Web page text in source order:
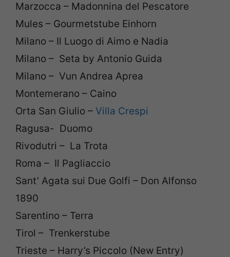
Marzocca – Madonnina del Pescatore
Mules – Gourmetstube Einhorn
Milano – Il Luogo di Aimo e Nadia
Milano – Seta by Antonio Guida
Milano – Vun Andrea Aprea
Montemerano – Caino
Orta San Giulio – Villa Crespi
Ragusa- Duomo
Rivodutri – La Trota
Roma – Il Pagliaccio
Sant’ Agata sui Due Golfi – Don Alfonso
1890
Sarentino – Terra
Tirol – Trenkerstube
Trieste – Harry’s Piccolo (New Entry)